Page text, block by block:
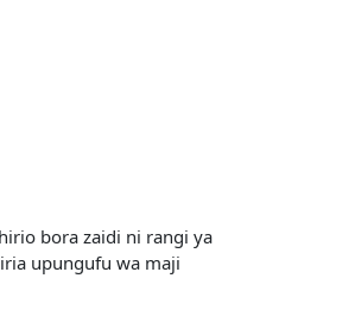
bora zaidi ni rangi ya
upungufu wa maji